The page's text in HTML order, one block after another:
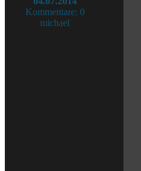
Kommentare: 0
michael